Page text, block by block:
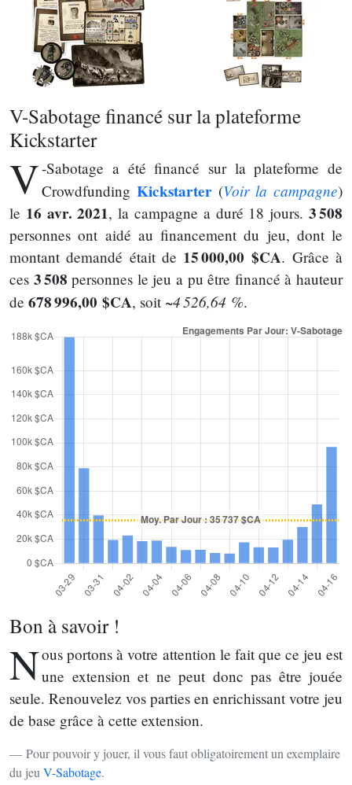
V-Sabotage financé sur la plateforme
Kickstarter
V-Sabotage a été financé sur la plateforme de
CrowdfundingKickstarter (Voir la campagne)
le 16 avr. 2021, la campagne a duré 18 jours.3 508
personnes ont aidé au financement du jeu, dont le
montant demandé était de 15 000,00 $CA. Grâce à
ces 3 508 personnes le jeu a pu être financé à hauteur
de 678 996,00 $CA, soit ~4 526,64 %.
Bon à savoir !
Nous portons à votre attention le fait que ce jeu est
une extension et ne peut donc pas être jouée
seule. Renouvelez vos parties en enrichissant votre jeu
de base grâce à cette extension.
Pour pouvoir y jouer, il vous faut obligatoirement un exemplaire
du jeu V-Sabotage.